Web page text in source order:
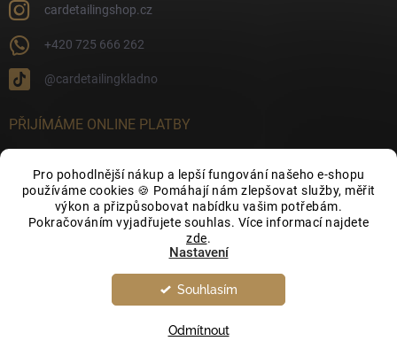
Pro pohodlnější nákup a lepší fungování našeho e-shopu
používáme cookies 🍪 Pomáhají nám zlepšovat služby, měřit
výkon a přizpůsobovat nabídku vašim potřebám.
Pokračováním vyjadřujete souhlas. Více informací najdete
zde.
Nastavení
Odmítnout
Souhlasím
cardetailingshop.cz
+420 725 666 262
@cardetailingkladno
PŘIJÍMÁME ONLINE PLATBY
FACEBOOK
CarDetailingShop.cz. Všechna práva vyhrazena.